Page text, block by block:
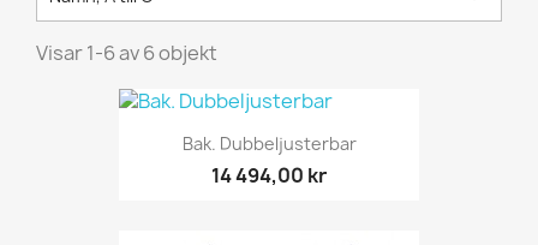
Visar 1-6 av 6 objekt
Bak. Dubbeljusterbar
14 494,00 kr